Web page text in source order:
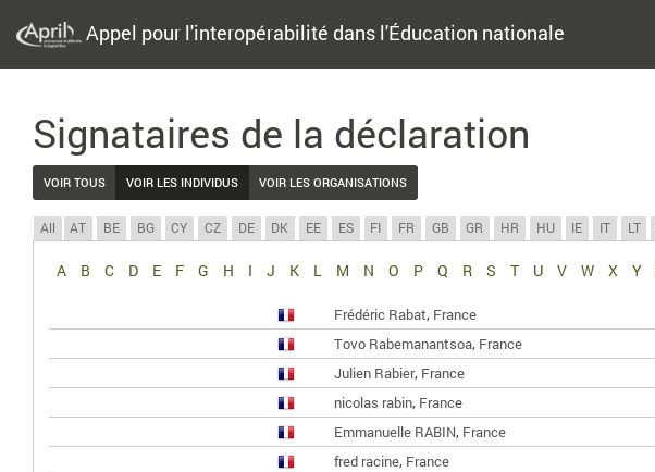
Appel pour l'interopérabilité dans l'Éducation nationale
Signataires de la déclaration
VOIR TOUS VOIR LES INDIVIDUS VOIR LES ORGANISATIONS
All AT BE BG CY CZ DE DK EE ES FI FR GB GR HR HU IE IT LT
A B C D E F G H I J K L M N O P Q R S T U V W X Y
Frédéric Rabat, France
Tovo Rabemanantsoa, France
Julien Rabier, France
nicolas rabin, France
Emmanuelle RABIN, France
fred racine, France